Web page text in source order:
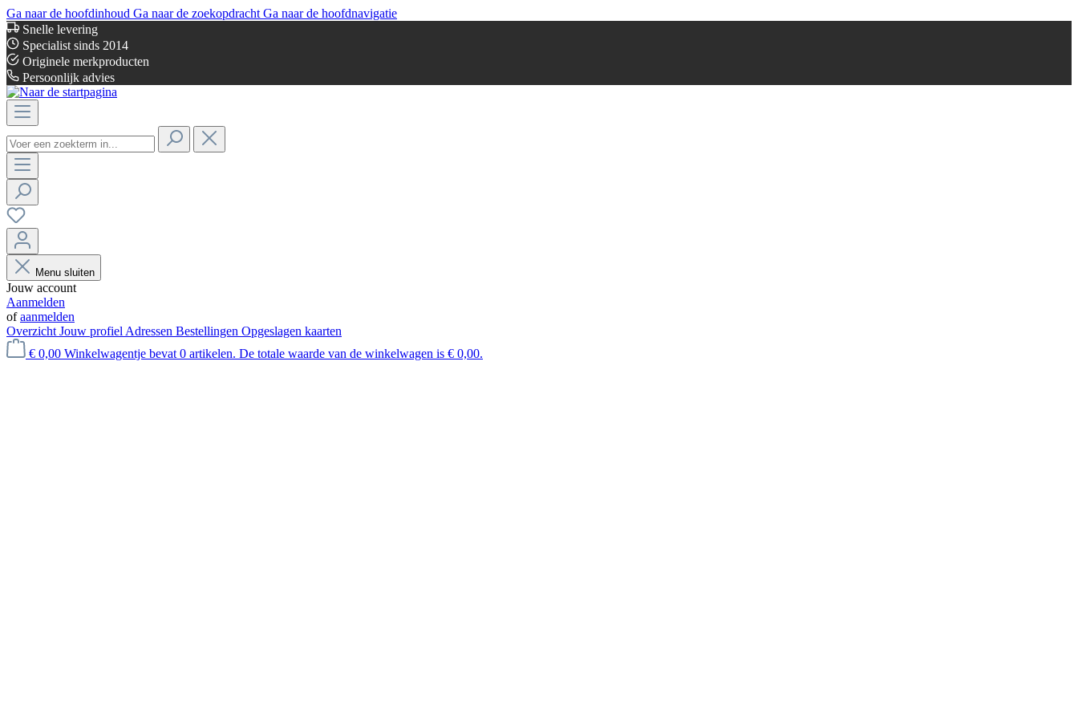
Ga naar de hoofdinhoud Ga naar de zoekopdracht Ga naar de hoofdnavigatie
Snelle levering
Specialist sinds 2014
Originele merkproducten
Persoonlijk advies
Menu sluiten
Jouw account
Aanmelden
ofaanmelden
Overzicht Jouw profiel Adressen Bestellingen Opgeslagen kaarten
€ 0,00 Winkelwagentje bevat 0 artikelen. De totale waarde van de winkelwagen is € 0,00.